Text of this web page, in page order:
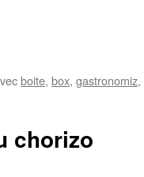
boite, box, gastronomiz,
chorizo